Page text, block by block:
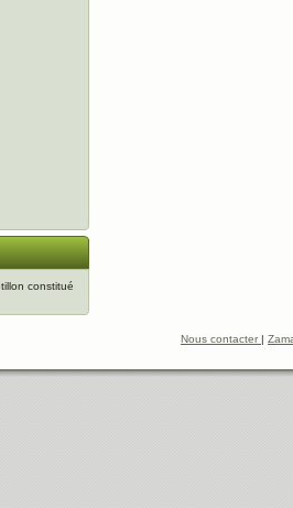
constitué
Nous contacter|